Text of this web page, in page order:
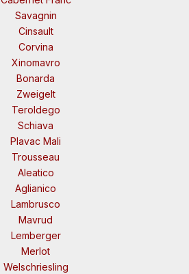
Savagnin
Cinsault
Corvina
Xinomavro
Bonarda
Zweigelt
Teroldego
Schiava
Plavac Mali
Trousseau
Aleatico
Aglianico
Lambrusco
Mavrud
Lemberger
Merlot
Welschriesling